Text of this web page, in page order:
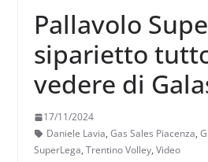
Pallavolo
siparietto
vedere di
Lavia nelle
post
17/11/2024
Daniele Lavia, Gas Sales Piacenza,
SuperLega, Trentino Volley, Video